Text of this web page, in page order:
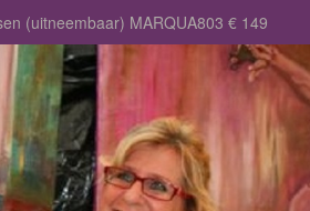
(uitneembaar) MARQUA803 € 149